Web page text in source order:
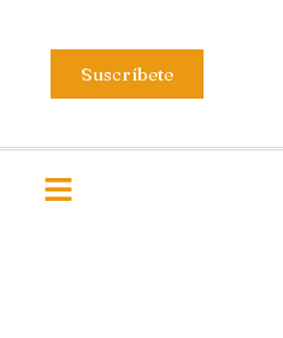
Suscríbete